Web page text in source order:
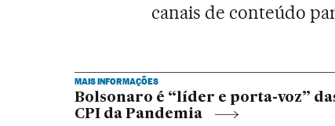
canais de conteúdo
MAIS INFORMAÇÕES
Bolsonaro é “líder e porta-voz”
CPI da Pandemia